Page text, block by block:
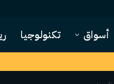
أسواق تكنولوجيا